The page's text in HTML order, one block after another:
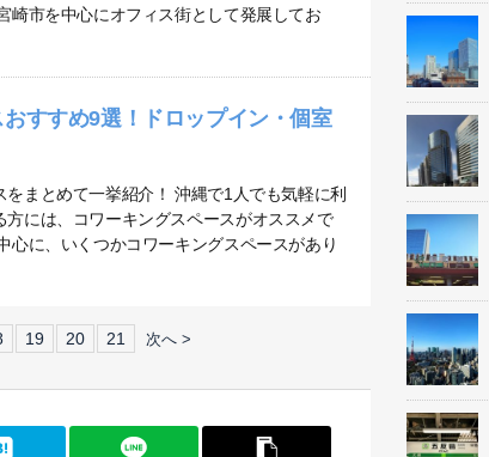
崎市を中心にオフィス街として発展してお
すすめ9選！ドロップイン・個室
まとめて一挙紹介！ 沖縄で1人でも気軽に利
には、コワーキングスペースがオススメで
心に、いくつかコワーキングスペースがあり
19 20 21 次へ >